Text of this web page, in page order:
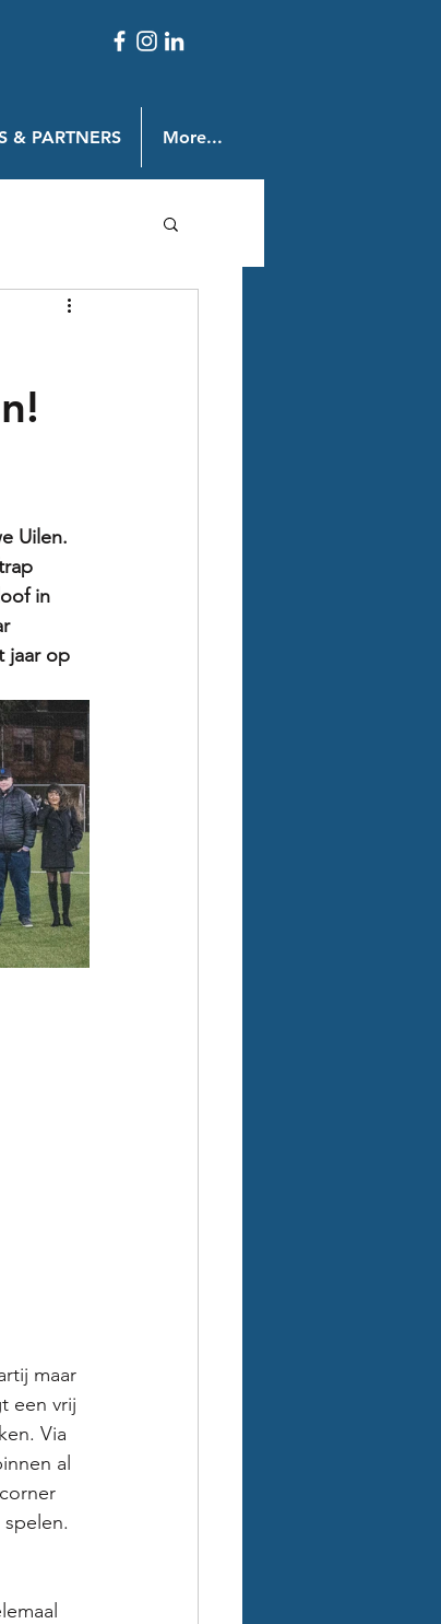
& PARTNERS More...
Uilen.
in
jaar op
maar
een vrij
Via
al